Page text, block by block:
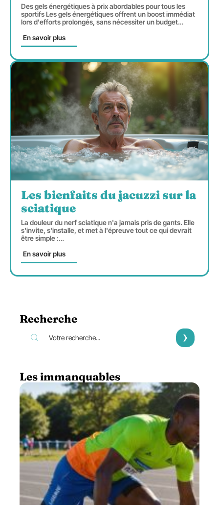
Des gels énergétiques à prix abordables pour tous les
sportifs Les gels énergétiques offrent un boost immédiat
lors d'efforts prolongés, sans nécessiter un budget…
En savoir plus
Les bienfaits du jacuzzi sur la
sciatique
La douleur du nerf sciatique n'a jamais pris de gants. Elle
s'invite, s'installe, et met à l'épreuve tout ce qui devrait
être simple :…
En savoir plus
Recherche
Les immanquables